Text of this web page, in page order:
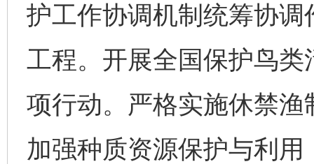
护工作协调机制统筹协
工程。开展全国保护鸟
项行动。严格实施休禁
加强种质资源保护与利